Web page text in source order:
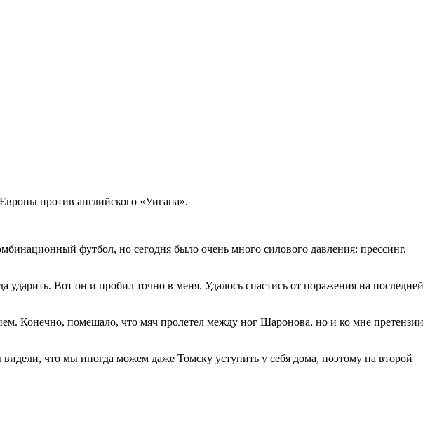
против английского «Уигана».
футбол, но сегодня было очень много силового давления: прессинг,
Вот он и пробил точно в меня. Удалось спастись от поражения на последней
Конечно, помешало, что мяч пролетел между ног Шаронова, но и ко мне претензии
что мы иногда можем даже Томску уступить у себя дома, поэтому на второй